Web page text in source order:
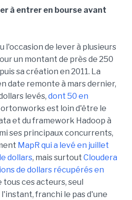
à entrer en bourse avant
l'occasion de lever à plusieurs
un montant de près de 250
sa création en 2011. La
date remonte à mars dernier,
levés, dont 50 en
est loin d'être le
et du framework Hadoop à
ses principaux concurrents,
MapR qui a levé en juillet
dollars, mais surtout Cloudera
de dollars récupérés en
tous ces acteurs, seul
franchi le pas d'une